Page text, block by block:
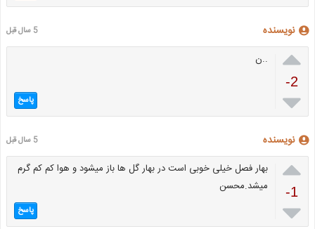
نویسنده 5 سال قبل

-2

..ن
پاسخ
نویسنده 5 سال قبل

-1

بهار فصل خیلی خوبی است در بهار گل ها باز میشود و هوا کم کم گرم
میشد.محسن
پاسخ